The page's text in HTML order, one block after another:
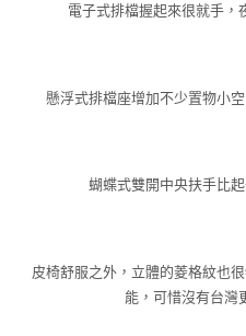
電子式排檔握起來很就手，
懸浮式排檔座增加不少置物小
蝴蝶式雙開中央扶手比
皮椅舒服之外，立體的菱格紋也
能，可惜沒有台灣